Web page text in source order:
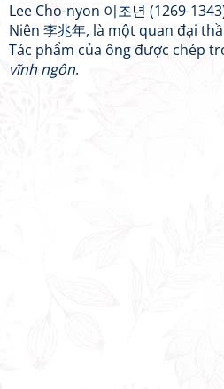
Lee Cho-nyon 이조년 (1269-
Niên 李兆年, là một quan đại
Tác phẩm của ông được chép
vĩnh ngôn.